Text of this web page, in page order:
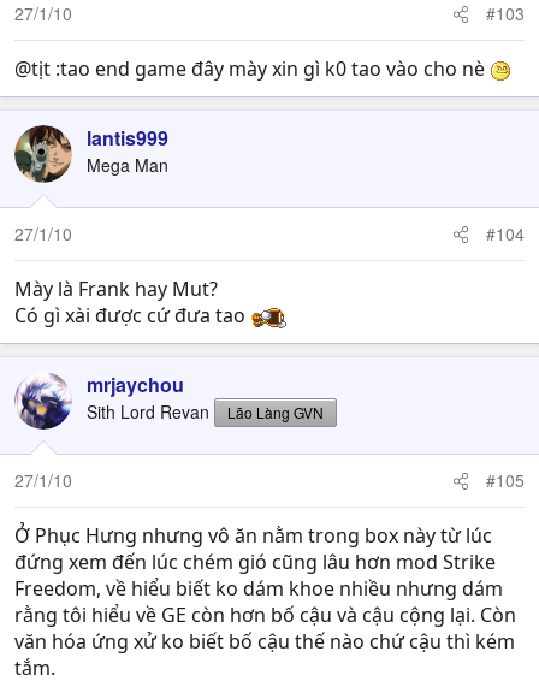
27/1/10 #103
@tịt :tao end game đây mày xin gì k0 tao vào cho nè
lantis999
Mega Man
27/1/10 #104
Mày là Frank hay Mut?
Có gì xài được cứ đưa tao
mrjaychou
Sith Lord Revan Lão Làng GVN
27/1/10 #105
Ở Phục Hưng nhưng vô ăn nằm trong box này từ lúc
đứng xem đến lúc chém gió cũng lâu hơn mod Strike
Freedom, về hiểu biết ko dám khoe nhiều nhưng dám
rằng tôi hiểu về GE còn hơn bố cậu và cậu cộng lại. Còn
văn hóa ứng xử ko biết bố cậu thế nào chứ cậu thì kém
tắm.